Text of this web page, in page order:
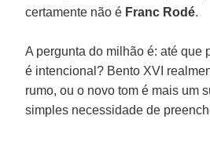
certamente não é Franc Rodé.
A pergunta do milhão é: até que
é intencional? Bento XVI
rumo, ou o novo tom é mais um
simples necessidade de